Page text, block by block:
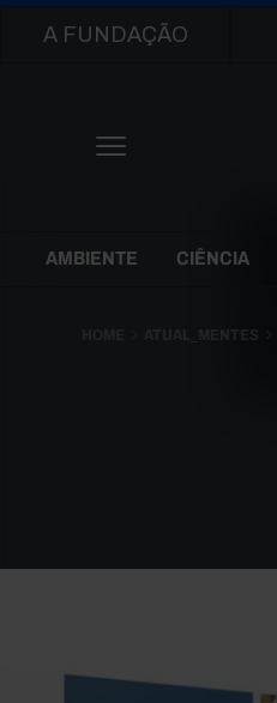
Main navigation
A FUNDAÇÃO
Themes Menu
AMBIENTE CIÊNCIA